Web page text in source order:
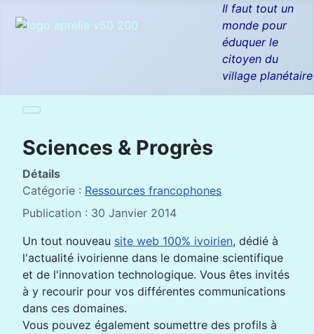
Il faut tout un
monde pour
éduquer le
citoyen du
village planétaire
Sciences & Progrès
Détails
Catégorie : Ressources francophones
Publication : 30 Janvier 2014
Un tout nouveau site web 100% ivoirien, dédié à
l'actualité ivoirienne dans le domaine scientifique
et de l'innovation technologique. Vous êtes invités
à y recourir pour vos différentes communications
dans ces domaines.
Vous pouvez également soumettre des profils à